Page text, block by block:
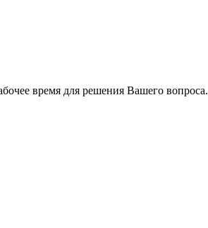
время для решения Вашего вопроса.